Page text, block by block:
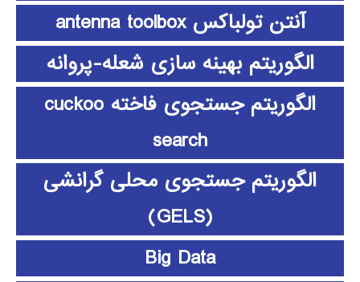
آنتن تولباکس antenna toolbox
الگوریتم بهینه سازی شعله-پروانه
الگوریتم جستجوی فاخته cuckoo
search
الگوریتم جستجوی محلی گرانشی
(GELS)
Big Data